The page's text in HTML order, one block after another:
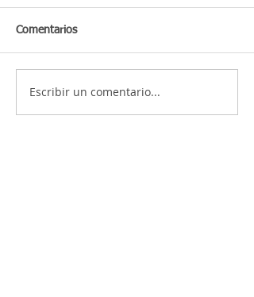
Comentarios
Escribir un comentario...